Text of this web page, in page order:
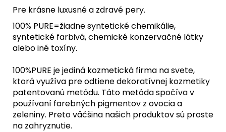
Pre krásne luxusné a zdravé pery.
100% PURE=žiadne syntetické chemikálie,
syntetické farbivá, chemické konzervačné látky
alebo iné toxíny.
100%PURE je jediná kozmetická firma na svete,
ktorá využíva pre odtiene dekoratívnej kozmetiky
patentovanú metódu. Táto metóda spočíva v
používaní farebných pigmentov z ovocia a
zeleniny. Preto väčšina našich produktov sú proste
na zahryznutie.